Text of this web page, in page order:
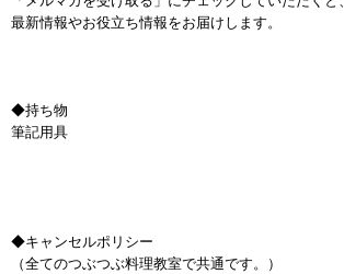
最新情報やお役立ち情報をお届けします。
◆持ち物
筆記用具
◆キャンセルポリシー
（全てのつぶつぶ料理教室で共通です。）